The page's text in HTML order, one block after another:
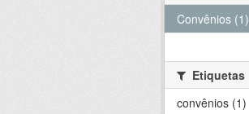
Convênios (1)
Etiquetas
convênios (1)